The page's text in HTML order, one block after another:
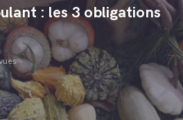
: les 3 obligations